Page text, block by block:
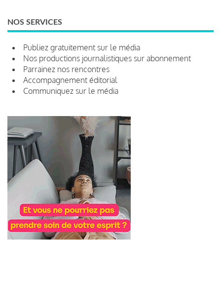
NOS SERVICES
Publiez gratuitement sur le média
Nos productions journalistiques sur abonnement
Parrainez nos rencontres
Accompagnement éditorial
Communiquez sur le média